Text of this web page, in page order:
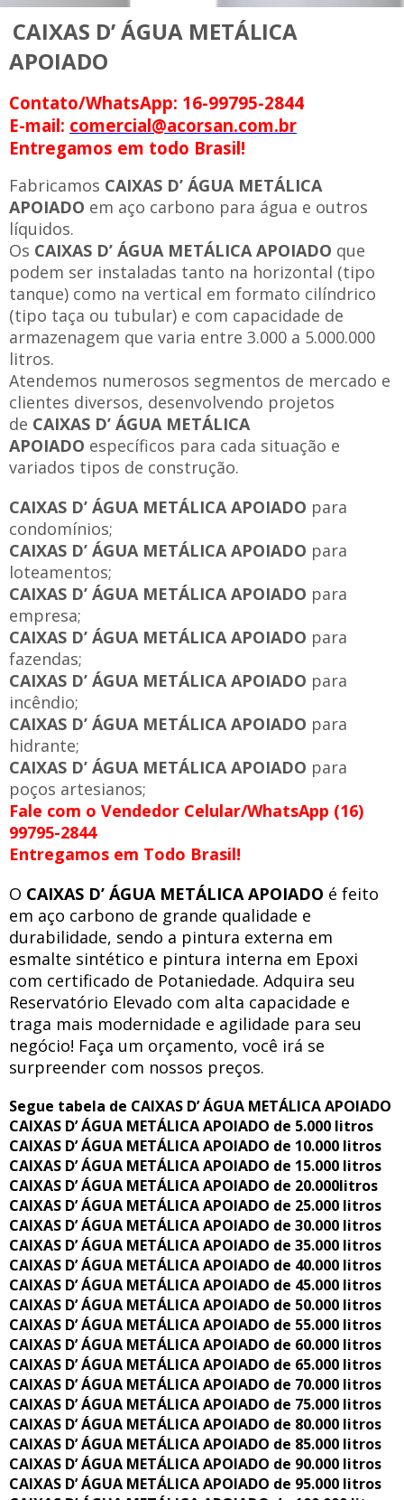
CAIXAS D’ ÁGUA METÁLICA
APOIADO
Contato/WhatsApp: 16-99795-2844
E-mail: comercial@acorsan.com.br
Entregamos em todo Brasil!
Fabricamos CAIXAS D’ ÁGUA METÁLICA
APOIADO em aço carbono para água e outros
líquidos.
Os CAIXAS D’ ÁGUA METÁLICA APOIADO que
podem ser instaladas tanto na horizontal (tipo
tanque) como na vertical em formato cilíndrico
(tipo taça ou tubular) e com capacidade de
armazenagem que varia entre 3.000 a 5.000.000
litros.
Atendemos numerosos segmentos de mercado e
clientes diversos, desenvolvendo projetos
de CAIXAS D’ ÁGUA METÁLICA
APOIADO específicos para cada situação e
variados tipos de construção.
CAIXAS D’ ÁGUA METÁLICA APOIADO para
condomínios;
CAIXAS D’ ÁGUA METÁLICA APOIADO para
loteamentos;
CAIXAS D’ ÁGUA METÁLICA APOIADO para
empresa;
CAIXAS D’ ÁGUA METÁLICA APOIADO para
fazendas;
CAIXAS D’ ÁGUA METÁLICA APOIADO para
incêndio;
CAIXAS D’ ÁGUA METÁLICA APOIADO para
hidrante;
CAIXAS D’ ÁGUA METÁLICA APOIADO para
poços artesianos;
Fale com o Vendedor Celular/WhatsApp (16)
99795-2844
Entregamos em Todo Brasil!
O CAIXAS D’ ÁGUA METÁLICA APOIADO é feito
em aço carbono de grande qualidade e
durabilidade, sendo a pintura externa em
esmalte sintético e pintura interna em Epoxi
com certificado de Potaniedade. Adquira seu
Reservatório Elevado com alta capacidade e
traga mais modernidade e agilidade para seu
negócio! Faça um orçamento, você irá se
surpreender com nossos preços.
Segue tabela de CAIXAS D’ ÁGUA METÁLICA APOIADO
CAIXAS D’ ÁGUA METÁLICA APOIADO de 5.000 litros
CAIXAS D’ ÁGUA METÁLICA APOIADO de 10.000 litros
CAIXAS D’ ÁGUA METÁLICA APOIADO de 15.000 litros
CAIXAS D’ ÁGUA METÁLICA APOIADO de 20.000litros
CAIXAS D’ ÁGUA METÁLICA APOIADO de 25.000 litros
CAIXAS D’ ÁGUA METÁLICA APOIADO de 30.000 litros
CAIXAS D’ ÁGUA METÁLICA APOIADO de 35.000 litros
CAIXAS D’ ÁGUA METÁLICA APOIADO de 40.000 litros
CAIXAS D’ ÁGUA METÁLICA APOIADO de 45.000 litros
CAIXAS D’ ÁGUA METÁLICA APOIADO de 50.000 litros
CAIXAS D’ ÁGUA METÁLICA APOIADO de 55.000 litros
CAIXAS D’ ÁGUA METÁLICA APOIADO de 60.000 litros
CAIXAS D’ ÁGUA METÁLICA APOIADO de 65.000 litros
CAIXAS D’ ÁGUA METÁLICA APOIADO de 70.000 litros
CAIXAS D’ ÁGUA METÁLICA APOIADO de 75.000 litros
CAIXAS D’ ÁGUA METÁLICA APOIADO de 80.000 litros
CAIXAS D’ ÁGUA METÁLICA APOIADO de 85.000 litros
CAIXAS D’ ÁGUA METÁLICA APOIADO de 90.000 litros
CAIXAS D’ ÁGUA METÁLICA APOIADO de 95.000 litros